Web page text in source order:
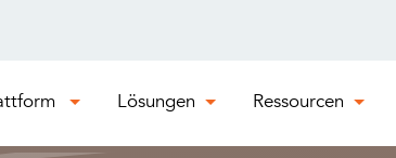
Lösungen Ressourcen